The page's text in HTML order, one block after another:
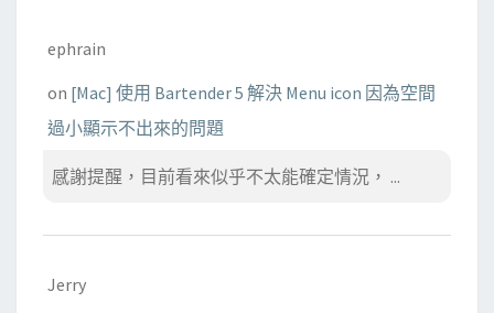
ephrain
on [Mac] 使用 Bartender 5 解決 Menu icon 因為空間
過小顯示不出來的問題
感謝提醒，目前看來似乎不太能確定情況， ...
Jerry